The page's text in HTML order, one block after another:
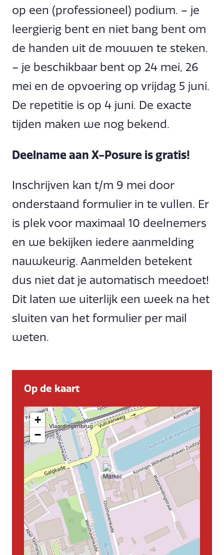
op een (professioneel) podium. – je
leergierig bent en niet bang bent om
de handen uit de mouwen te steken.
– je beschikbaar bent op 24 mei, 26
mei en de opvoering op vrijdag 5 juni.
De repetitie is op 4 juni. De exacte
tijden maken we nog bekend.
Deelname aan X-Posure is gratis!
Inschrijven kan t/m 9 mei door
onderstaand formulier in te vullen. Er
is plek voor maximaal 10 deelnemers
en we bekijken iedere aanmelding
nauwkeurig. Aanmelden betekent
dus niet dat je automatisch meedoet!
Dit laten we uiterlijk een week na het
sluiten van het formulier per mail
weten.
Op de kaart
+
−